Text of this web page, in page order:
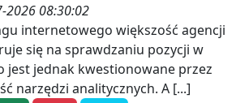
2026 08:30:02
internetowego większość agencji
się na sprawdzaniu pozycji w
jest jednak kwestionowane przez
narzędzi analitycznych. A [...]